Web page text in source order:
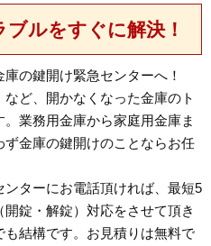
ルをすぐに解決！
の鍵開け緊急センターへ！
など、開かなくなった金庫のト
業務用金庫から家庭用金庫ま
金庫の鍵開けのことならお任
ターにお電話頂ければ、最短5
錠・解錠）対応をさせて頂き
結構です。お見積りは無料で